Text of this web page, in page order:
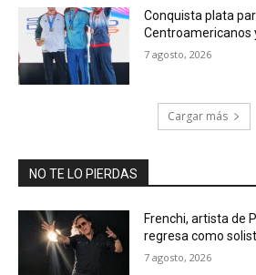
Conquista plata
Centroamericanos
7 agosto, 2026
Cargar más
NO TE LO PIERDAS
Frenchi, artista de
regresa como
7 agosto, 2026